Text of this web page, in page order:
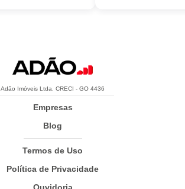
Adão Imóveis Ltda. CRECI - GO 4436
Empresas
Blog
Termos de Uso
Política de Privacidade